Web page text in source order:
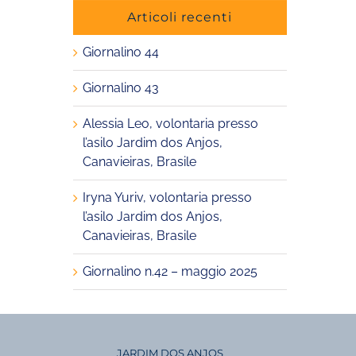
Articoli recenti
Giornalino 44
Giornalino 43
Alessia Leo, volontaria presso
l’asilo Jardim dos Anjos,
Canavieiras, Brasile
Iryna Yuriv, volontaria presso
l’asilo Jardim dos Anjos,
Canavieiras, Brasile
Giornalino n.42 – maggio 2025
JARDIM DOS ANJOS